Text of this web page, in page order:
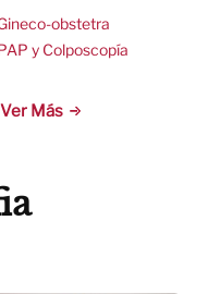
obstetra
y Colposcopía
Ver Más